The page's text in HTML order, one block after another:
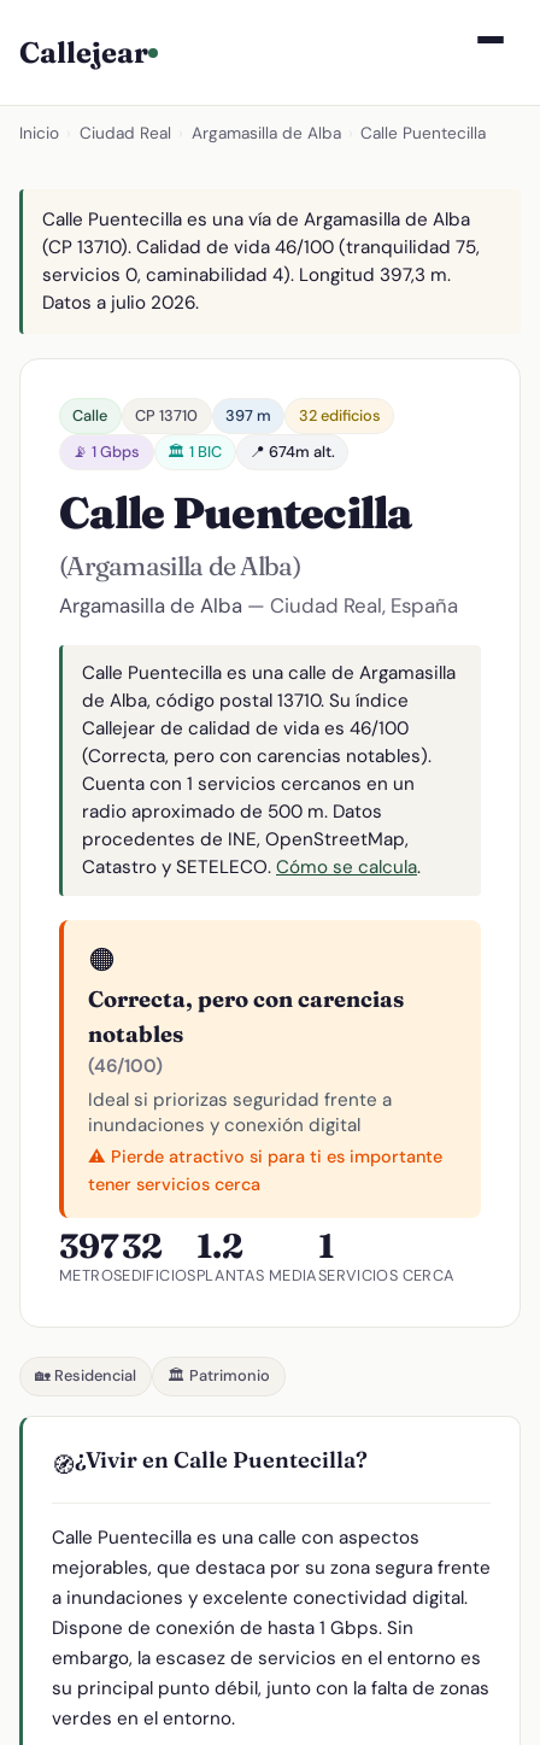
Callejear
Inicio Ciudad Real Argamasilla de Alba Calle Puentecilla
Calle Puentecilla es una vía de Argamasilla de Alba
(CP 13710). Calidad de vida 46/100 (tranquilidad 75,
servicios 0, caminabilidad 4). Longitud 397,3 m.
Datos a julio 2026.
Calle CP 13710 397 m
32 edificios
📡 1 Gbps
🏛️ 1 BIC 📍 674m alt.
Calle Puentecilla
(Argamasilla de Alba)
Argamasilla de Alba — Ciudad Real, España
Calle Puentecilla es una calle de Argamasilla
de Alba, código postal 13710. Su índice
Callejear de calidad de vida es 46/100
(Correcta, pero con carencias notables).
Cuenta con 1 servicios cercanos en un
radio aproximado de 500 m. Datos
procedentes de INE, OpenStreetMap,
Catastro y SETELECO. Cómo se calcula.
🟠
Correcta, pero con carencias
notables
(46/100)
Ideal si priorizas seguridad frente a
inundaciones y conexión digital
⚠️ Pierde atractivo si para ti es importante
tener servicios cerca
397
METROS
32
EDIFICIOS
1.2
PLANTAS MEDIA
1
SERVICIOS CERCA
🏡 Residencial 🏛️ Patrimonio
🧭¿Vivir en Calle Puentecilla?
Calle Puentecilla es una calle con aspectos
mejorables, que destaca por su zona segura frente
a inundaciones y excelente conectividad digital.
Dispone de conexión de hasta 1 Gbps. Sin
embargo, la escasez de servicios en el entorno es
su principal punto débil, junto con la falta de zonas
verdes en el entorno.